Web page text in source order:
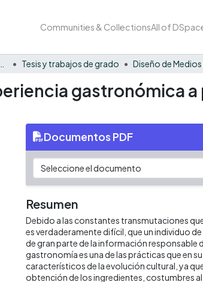
Communities & CollectionsAll of
Tesis y trabajos de grado
gastronómica
Documentos PDF
Resumen
Debido a las constantes transmutaciones
es verdaderamente difícil, que un individuo
de gran parte de la información responsable
gastronomía es una de las prácticas que en
característicos de la evolución cultural, ya
obtención de los ingredientes, costumbres